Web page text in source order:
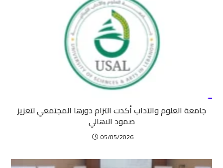
جامعة العلوم والآداب أكدت التزام دورها المجتمعي لتعزيز
صمود الاهالي
05/05/2026